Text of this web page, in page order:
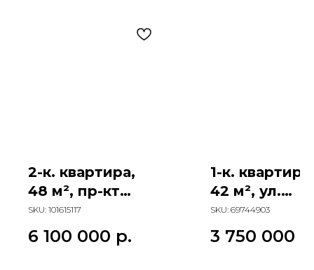
2-к. квартира,
48 м², пр-кт
Коммунистичес
кий
SKU: 101615117
6 100 000 р.
1-к. квартира,
42 м², ул.
Думенко
SKU: 69744903
3 750 000